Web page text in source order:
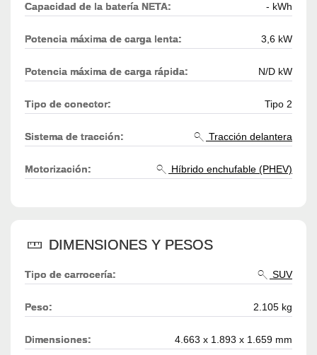
Capacidad de la batería NETA: - kWh
Potencia máxima de carga lenta: 3,6 kW
Potencia máxima de carga rápida: N/D kW
Tipo de conector: Tipo 2
Sistema de tracción: Tracción delantera
Motorización: Híbrido enchufable (PHEV)
DIMENSIONES Y PESOS
Tipo de carrocería: SUV
Peso: 2.105 kg
Dimensiones: 4.663 x 1.893 x 1.659 mm